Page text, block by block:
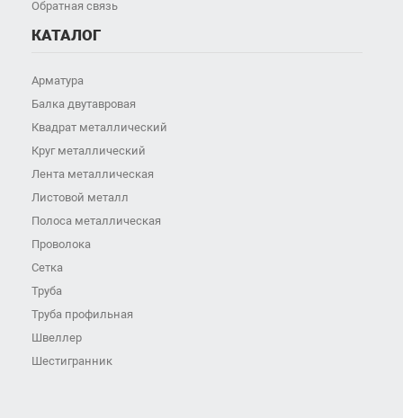
Обратная связь
КАТАЛОГ
Арматура
Балка двутавровая
Квадрат металлический
Круг металлический
Лента металлическая
Листовой металл
Полоса металлическая
Проволока
Сетка
Труба
Труба профильная
Швеллер
Шестигранник